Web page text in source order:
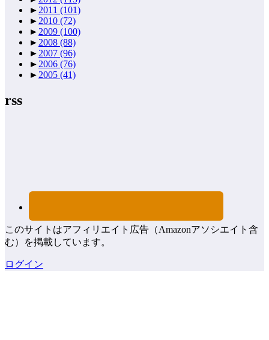
► 2011 (101)
► 2010 (72)
► 2009 (100)
► 2008 (88)
► 2007 (96)
► 2006 (76)
► 2005 (41)
rss
このサイトはアフィリエイト広告（Amazonアソシエイト含
む）を掲載しています。
ログイン